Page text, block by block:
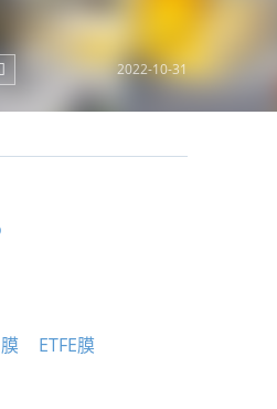
2022-10-31
膜 ETFE膜